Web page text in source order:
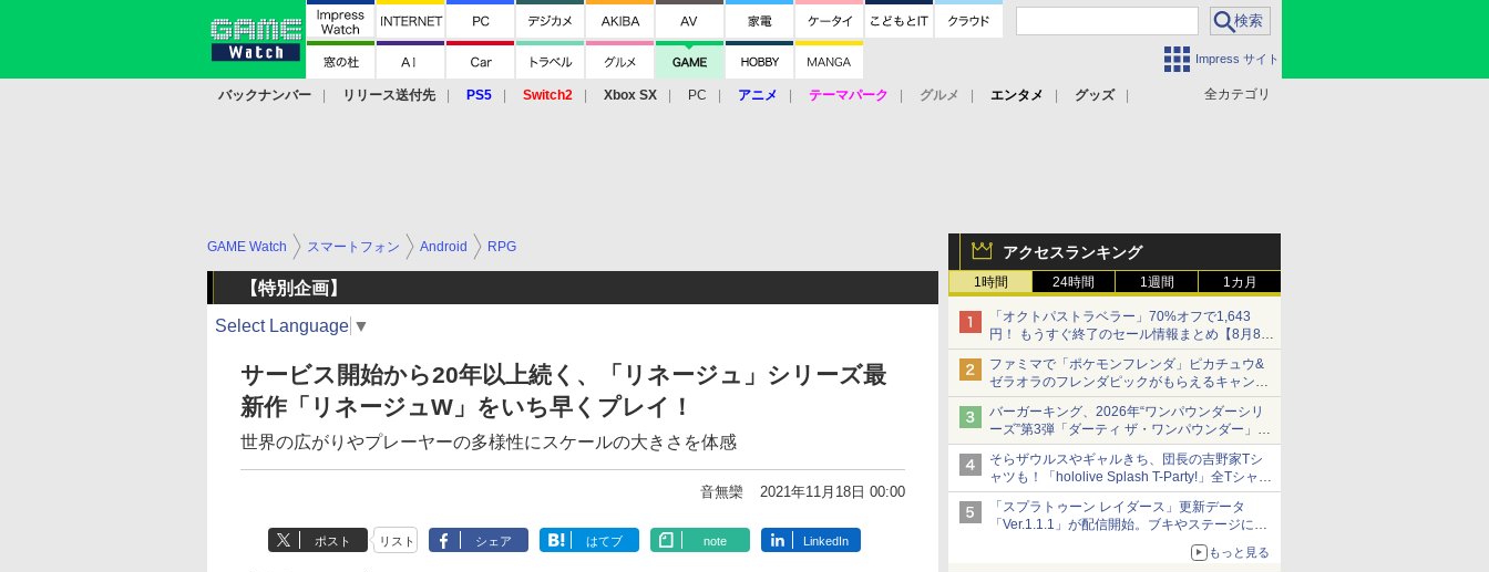
Impress サイト
全カテゴリ
バックナンバー リリース送付先 PS5 Switch2 Xbox SX PC アニメ テーマパーク グルメ エンタメ
グッズ
アクセスランキング
1時間 24時間 1週間 1カ月
「オクトパストラベラー」70%オフで1,643
円！ もうすぐ終了のセール情報まとめ【8月8日
更新】
ニンテンドーeショップでは「大神 絶景版」が
67%オフで990円
ファミマで「ポケモンフレンダ」ピカチュウ&
ゼラオラのフレンダピックがもらえるキャンペ
ーン開催！
バーガーキング、2026年“ワンパウンダーシリ
ーズ”第3弾「ダーティ ザ・ワンパウンダー」を
8月7日発売
「特製ガーリックマヨソース」を使用した超大
型チーズバーガー
そらザウルスやギャルきち、団長の吉野家Tシ
ャツも！「hololive Splash T-Party!」全Tシャツ
ラインナップ公開＆オンライン販売開始
「スプラトゥーン レイダース」更新データ
「Ver.1.1.1」が配信開始。ブキやステージに関
もっと見る
GAME Watch スマートフォン Android RPG
【特別企画】
Select Language ▼
サービス開始から20年以上続く、「リネージュ」シリーズ最
新作「リネージュW」をいち早くプレイ！
世界の広がりやプレーヤーの多様性にスケールの大きさを体感
音無欒 2021年11月18日 00:00
ポスト リスト シェア はてブ note LinkedIn